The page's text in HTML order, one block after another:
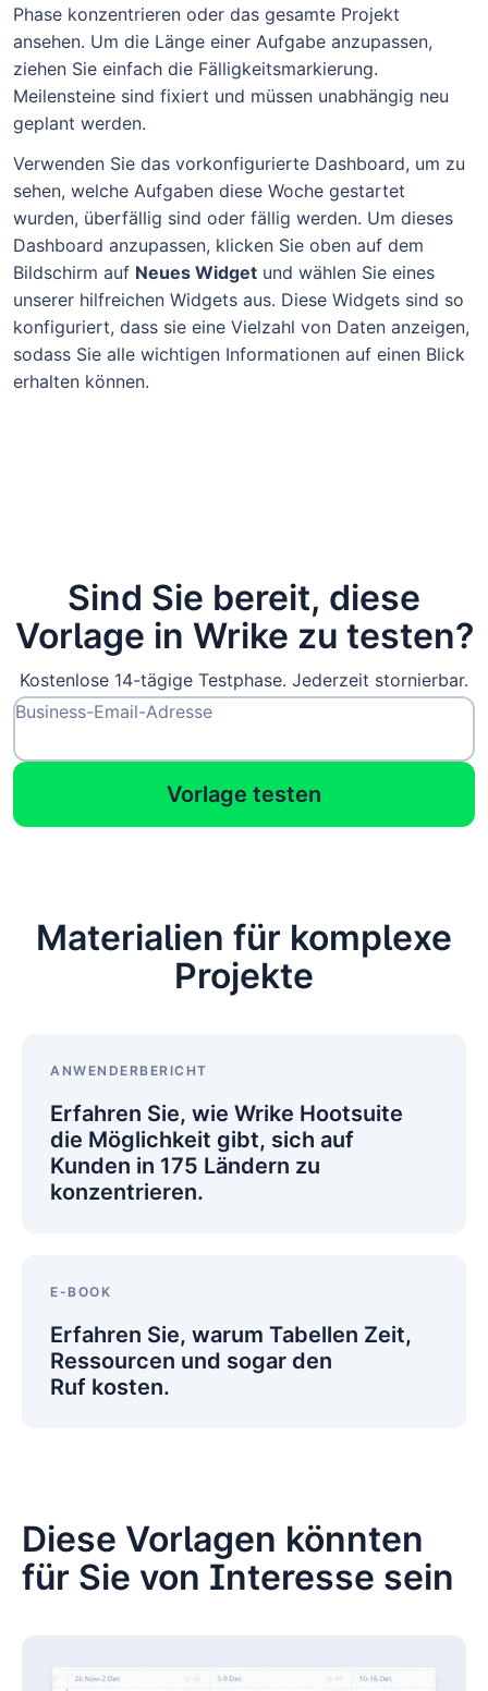
Phase konzentrieren oder das gesamte Projekt
ansehen. Um die Länge einer Aufgabe anzupassen,
ziehen Sie einfach die Fälligkeitsmarkierung.
Meilensteine sind fixiert und müssen unabhängig neu
geplant werden.
Verwenden Sie das vorkonfigurierte Dashboard, um zu
sehen, welche Aufgaben diese Woche gestartet
wurden, überfällig sind oder fällig werden. Um dieses
Dashboard anzupassen, klicken Sie oben auf dem
Bildschirm auf Neues Widget und wählen Sie eines
unserer hilfreichen Widgets aus. Diese Widgets sind so
konfiguriert, dass sie eine Vielzahl von Daten anzeigen,
sodass Sie alle wichtigen Informationen auf einen Blick
erhalten können.
Sind Sie bereit, diese
Vorlage in Wrike zu testen?
Kostenlose 14-tägige Testphase. Jederzeit stornierbar.
Business-Email-Adresse
Vorlage testen
Materialien für komplexe
Projekte
ANWENDERBERICHT
Erfahren Sie, wie Wrike Hootsuite
die Möglichkeit gibt, sich auf
Kunden in 175 Ländern zu
konzentrieren.
Sie,
Wrike
Hootsuite
Möglichkeit
gibt,
Ländern
konzentrieren.
E-BOOK
Erfahren Sie, warum Tabellen Zeit,
Ressourcen und sogar den
Ruf kosten.
Sie,
Tabellen
Zeit,
Ressourcen
und
Diese Vorlagen könnten
für Sie von Interesse sein